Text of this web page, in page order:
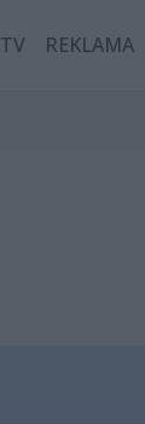
TV REKLAMA